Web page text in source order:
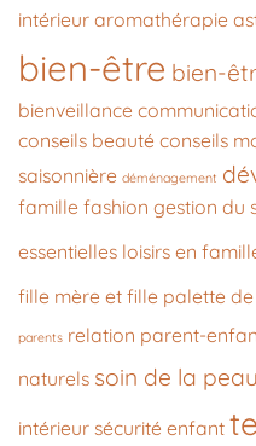
intérieur aromathérapie
bien-être bien-
bienveillance
conseils beauté conseils
saisonnière déménagement
famille fashion gestion du
essentielles loisirs en
fille mère et fille palette
parents relation parent-
naturels soin de la peau
intérieur sécurité enfant